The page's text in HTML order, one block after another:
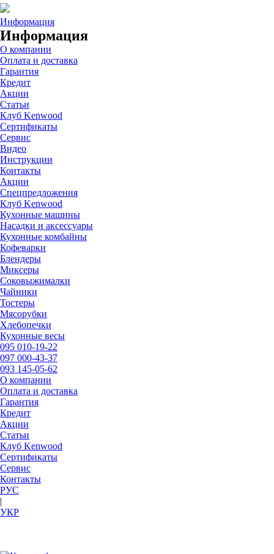
Информация
Информация
О компании
Оплата и доставка
Гарантия
Кредит
Акции
Статьи
Клуб Kenwood
Сертификаты
Сервис
Видео
Инструкции
Контакты
Акции
Спецпредложения
Клуб Kenwood
Кухонные машины
Насадки и аксессуары
Кухонные комбайны
Кофеварки
Блендеры
Миксеры
Соковыжималки
Чайники
Тостеры
Мясорубки
Хлебопечки
Кухонные весы
095 010-19-22
097 000-43-37
093 145-05-62
О компании
Оплата и доставка
Гарантия
Кредит
Акции
Статьи
Клуб Kenwood
Сертификаты
Сервис
Контакты
РУC
|
УКР